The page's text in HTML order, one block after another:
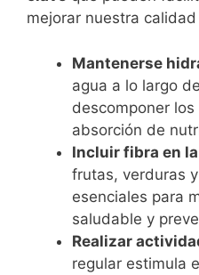
mejorar nuestra
Mantenerse
agua a lo largo
descomponer
absorción de
Incluir fibra en
frutas, verduras
esenciales para
saludable y
Realizar
regular estimula